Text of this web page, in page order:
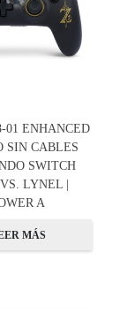
01 ENHANCED
SIN CABLES
SWITCH
LYNEL |
A
MÁS